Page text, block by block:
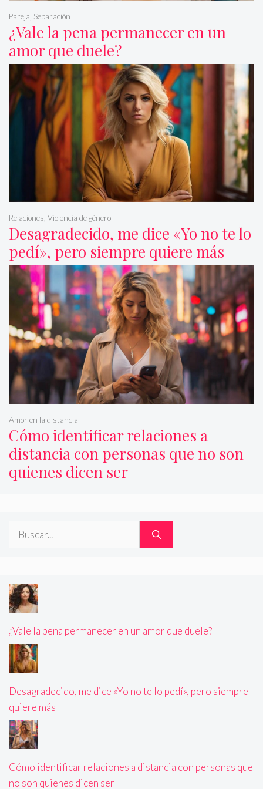
¿Vale la pena permanecer en un
amor que duele?
Pareja Separación
Desagradecido, me dice «Yo no te lo
pedí», pero siempre quiere más
Relaciones Violencia de género
Cómo identificar relaciones a
distancia con personas que no son
quienes dicen ser
Amor en la distancia
Buscar:
¿Vale la pena permanecer en un amor que duele?
Desagradecido, me dice «Yo no te lo pedí», pero siempre
quiere más
Cómo identificar relaciones a distancia con personas que
no son quienes dicen ser